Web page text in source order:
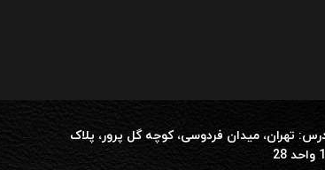
تهران، میدان فردوسی، کوچه گل پرور، پلاک
28